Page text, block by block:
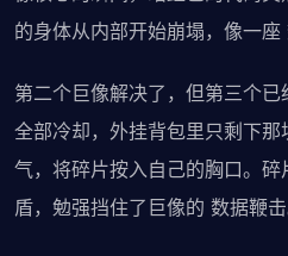
的身体从内部开始崩塌，像一座
第二个巨像解决了，但第三个
全部冷却，外挂背包里只剩下
气，将碎片按入自己的胸口。
盾，勉强挡住了巨像的 数据鞭击